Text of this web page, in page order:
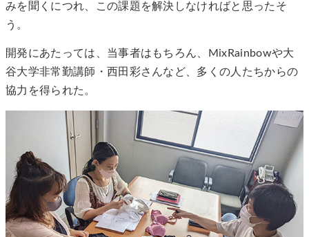
みを聞くにつれ、この課題を解決しなければと思ったそ
う。
開発にあたっては、当事者はもちろん、MixRainbowや大
谷大学非常勤講師・西田彩さんなど、多くの人たちからの
協力を得られた。